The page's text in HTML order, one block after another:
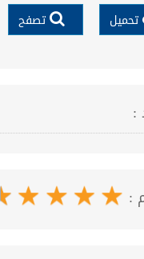
تحميل
تصفح
:
: